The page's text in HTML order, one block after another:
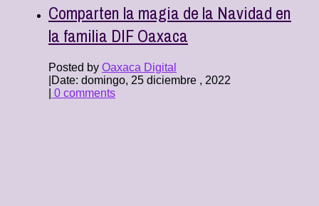
Comparten la magia de la Navidad en
la familia DIF Oaxaca
Posted by Oaxaca Digital
Date: domingo, 25 diciembre , 2022
0 comments